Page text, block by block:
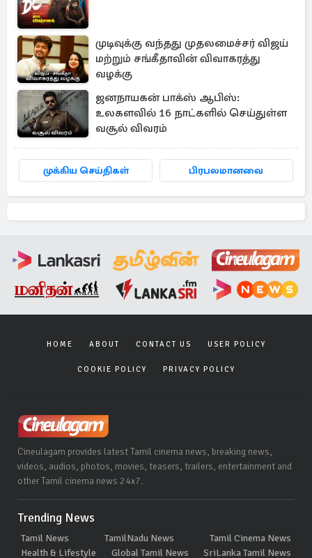
முடிவுக்கு வந்தது முதலமைச்சர் விஜய்
மற்றும் சங்கீதாவின் விவாகரத்து
வழக்கு
ஜனநாயகன் பாக்ஸ் ஆபிஸ்:
உலகளவில் 16 நாட்களில் செய்துள்ள
வசூல் விவரம்
முக்கிய செய்திகள் பிரபலமானவை
HOME ABOUT CONTACT US USER POLICY
COOKIE POLICY PRIVACY POLICY
Cineulagam provides latest Tamil cinema news, breaking news,
videos, audios, photos, movies, teasers, trailers, entertainment and
other Tamil cinema news 24x7.
Trending News
Tamil News TamilNadu News
Tamil Cinema News
Health & Lifestyle
Global Tamil News SriLanka Tamil News